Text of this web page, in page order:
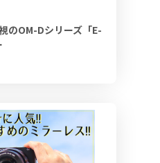
のOM-Dシリーズ「E-